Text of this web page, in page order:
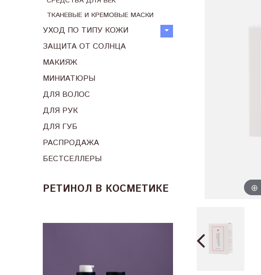
ТКАНЕВЫЕ И КРЕМОВЫЕ МАСКИ
УХОД ПО ТИПУ КОЖИ
ЗАЩИТА ОТ СОЛНЦА
МАКИЯЖ
МИНИАТЮРЫ
ДЛЯ ВОЛОС
ДЛЯ РУК
ДЛЯ ГУБ
РАСПРОДАЖА
БЕСТСЕЛЛЕРЫ
РЕТИНОЛ В КОСМЕТИКЕ